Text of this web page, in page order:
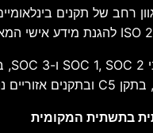
בתשתית המקומית